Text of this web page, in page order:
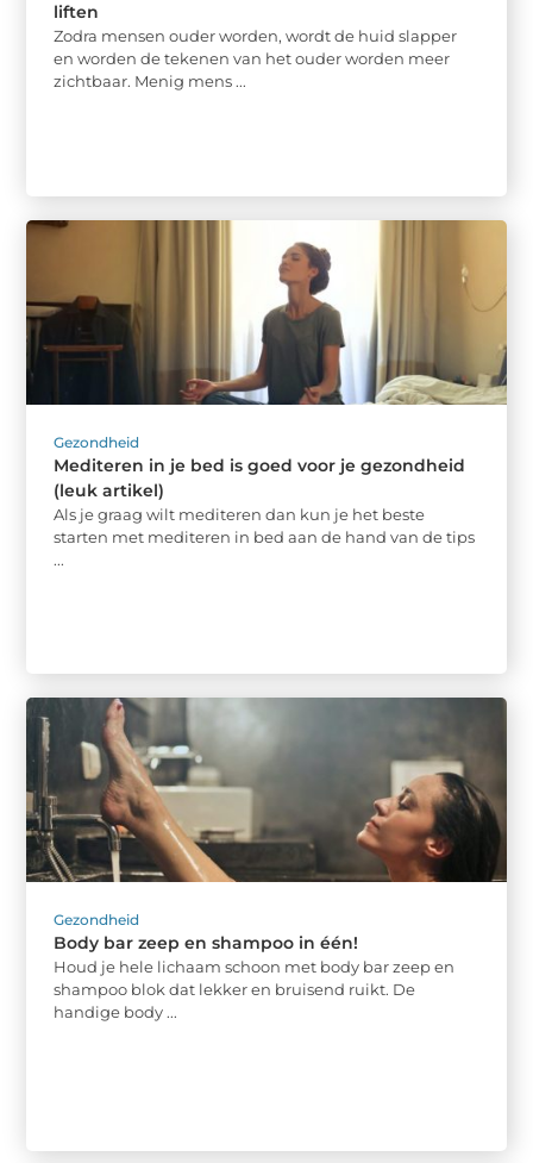
liften
Zodra mensen ouder worden, wordt de huid slapper
en worden de tekenen van het ouder worden meer
zichtbaar. Menig mens ...
Gezondheid
Mediteren in je bed is goed voor je gezondheid
(leuk artikel)
Als je graag wilt mediteren dan kun je het beste
starten met mediteren in bed aan de hand van de tips
...
Gezondheid
Body bar zeep en shampoo in één!
Houd je hele lichaam schoon met body bar zeep en
shampoo blok dat lekker en bruisend ruikt. De
handige body ...